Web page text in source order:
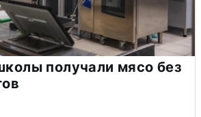
получали мясо без